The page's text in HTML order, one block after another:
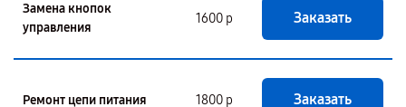
Замена кнопок
управления
1600 р Заказать
Ремонт цепи питания 1800 р Заказать